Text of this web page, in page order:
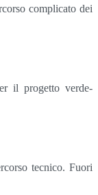
complicato dei
il progetto verde-
tecnico. Fuori